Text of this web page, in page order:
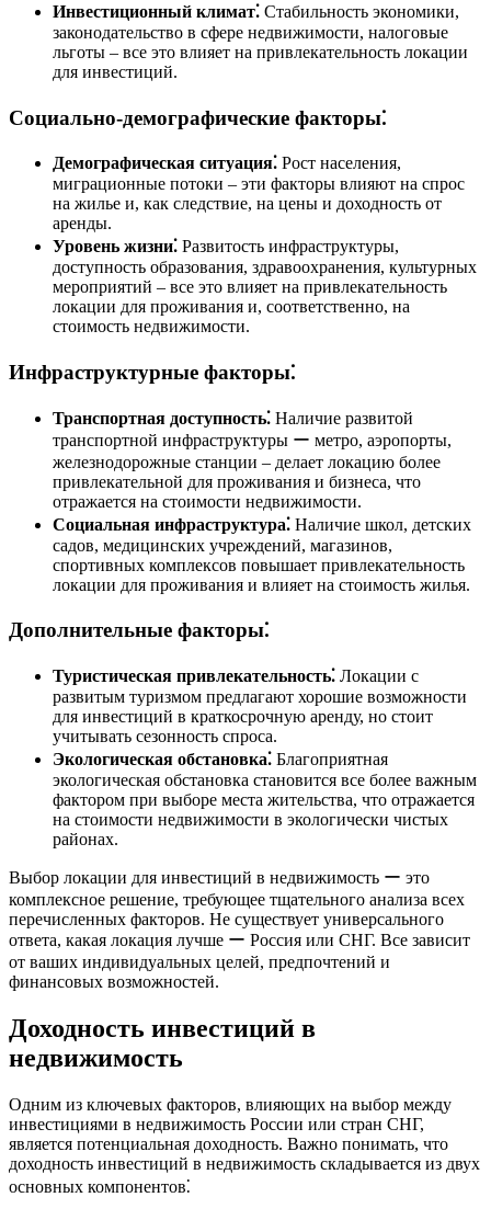
Инвестиционный климат⁚ Стабильность экономики,
законодательство в сфере недвижимости, налоговые
льготы ‒ все это влияет на привлекательность локации
для инвестиций.
Социально-демографические факторы⁚
Демографическая ситуация⁚ Рост населения,
миграционные потоки ‒ эти факторы влияют на спрос
на жилье и, как следствие, на цены и доходность от
аренды.
Уровень жизни⁚ Развитость инфраструктуры,
доступность образования, здравоохранения, культурных
мероприятий ‒ все это влияет на привлекательность
локации для проживания и, соответственно, на
стоимость недвижимости.
Инфраструктурные факторы⁚
Транспортная доступность⁚ Наличие развитой
транспортной инфраструктуры ー метро, аэропорты,
железнодорожные станции ‒ делает локацию более
привлекательной для проживания и бизнеса, что
отражается на стоимости недвижимости.
Социальная инфраструктура⁚ Наличие школ, детских
садов, медицинских учреждений, магазинов,
спортивных комплексов повышает привлекательность
локации для проживания и влияет на стоимость жилья.
Дополнительные факторы⁚
Туристическая привлекательность⁚ Локации с
развитым туризмом предлагают хорошие возможности
для инвестиций в краткосрочную аренду, но стоит
учитывать сезонность спроса.
Экологическая обстановка⁚ Благоприятная
экологическая обстановка становится все более важным
фактором при выборе места жительства, что отражается
на стоимости недвижимости в экологически чистых
районах.
Выбор локации для инвестиций в недвижимость ー это
комплексное решение, требующее тщательного анализа всех
перечисленных факторов. Не существует универсального
ответа, какая локация лучше ー Россия или СНГ. Все зависит
от ваших индивидуальных целей, предпочтений и
финансовых возможностей.
Доходность инвестиций в
недвижимость
Одним из ключевых факторов, влияющих на выбор между
инвестициями в недвижимость России или стран СНГ,
является потенциальная доходность. Важно понимать, что
доходность инвестиций в недвижимость складывается из двух
основных компонентов⁚